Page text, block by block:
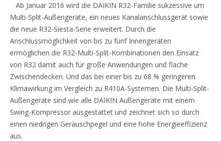
Ab Januar 2016 wird die DAIKIN R32-Familie sukzessive um
Multi-Split-Außengeräte, ein neues Kanalanschlussgerät sowie
die neue R32-Siesta-Serie erweitert. Durch die
Anschlussmöglichkeit von bis zu fünf Innengeräten
ermöglichen die R32-Multi-Split-Kombinationen den Einsatz
von R32 damit auch für große Anwendungen und flache
Zwischendecken. Und das bei einer bis zu 68 % geringeren
Klimawirkung im Vergleich zu R410A-Systemen. Die Multi-Split-
Außengeräte sind wie alle DAIKIN Außengeräte mit einem
Swing-Kompressor ausgestattet und zeichnet sich so durch
einen niedrigen Geräuschpegel und eine hohe Energieeffizienz
aus.